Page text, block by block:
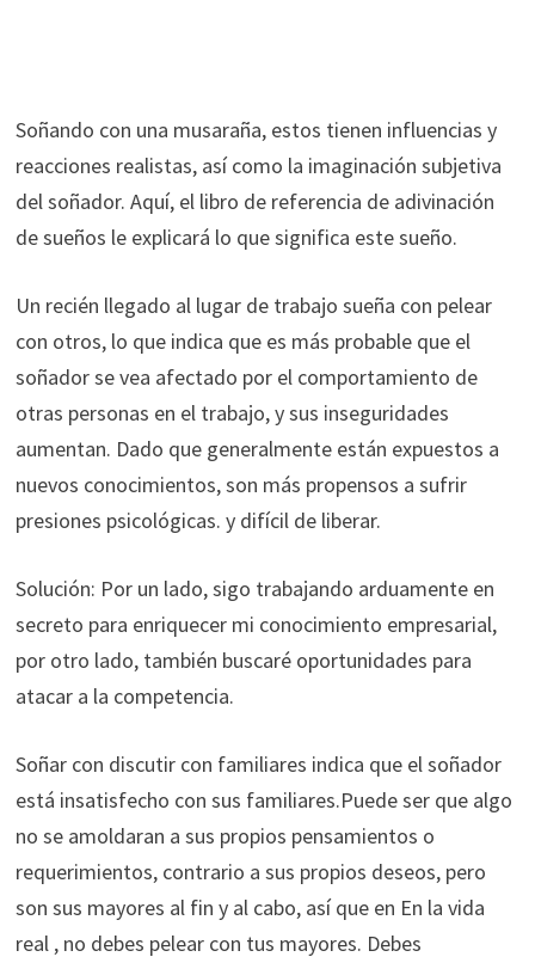
Soñando con una musaraña, estos tienen influencias y
reacciones realistas, así como la imaginación subjetiva
del soñador. Aquí, el libro de referencia de adivinación
de sueños le explicará lo que significa este sueño.
Un recién llegado al lugar de trabajo sueña con pelear
con otros, lo que indica que es más probable que el
soñador se vea afectado por el comportamiento de
otras personas en el trabajo, y sus inseguridades
aumentan. Dado que generalmente están expuestos a
nuevos conocimientos, son más propensos a sufrir
presiones psicológicas. y difícil de liberar.
Solución: Por un lado, sigo trabajando arduamente en
secreto para enriquecer mi conocimiento empresarial,
por otro lado, también buscaré oportunidades para
atacar a la competencia.
Soñar con discutir con familiares indica que el soñador
está insatisfecho con sus familiares.Puede ser que algo
no se amoldaran a sus propios pensamientos o
requerimientos, contrario a sus propios deseos, pero
son sus mayores al fin y al cabo, así que en En la vida
real , no debes pelear con tus mayores. Debes